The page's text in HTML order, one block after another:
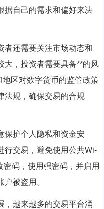
据自己的需求和偏好来决
者还需要关注市场动态和
大，投资者需要具备**的风
区对数字货币的监管政策
法规，确保交易的合规
保护个人隐私和资金安
行交易，避免使用公共Wi-
码，使用强密码，并启用
被盗用。
，越来越多的交易平台涌